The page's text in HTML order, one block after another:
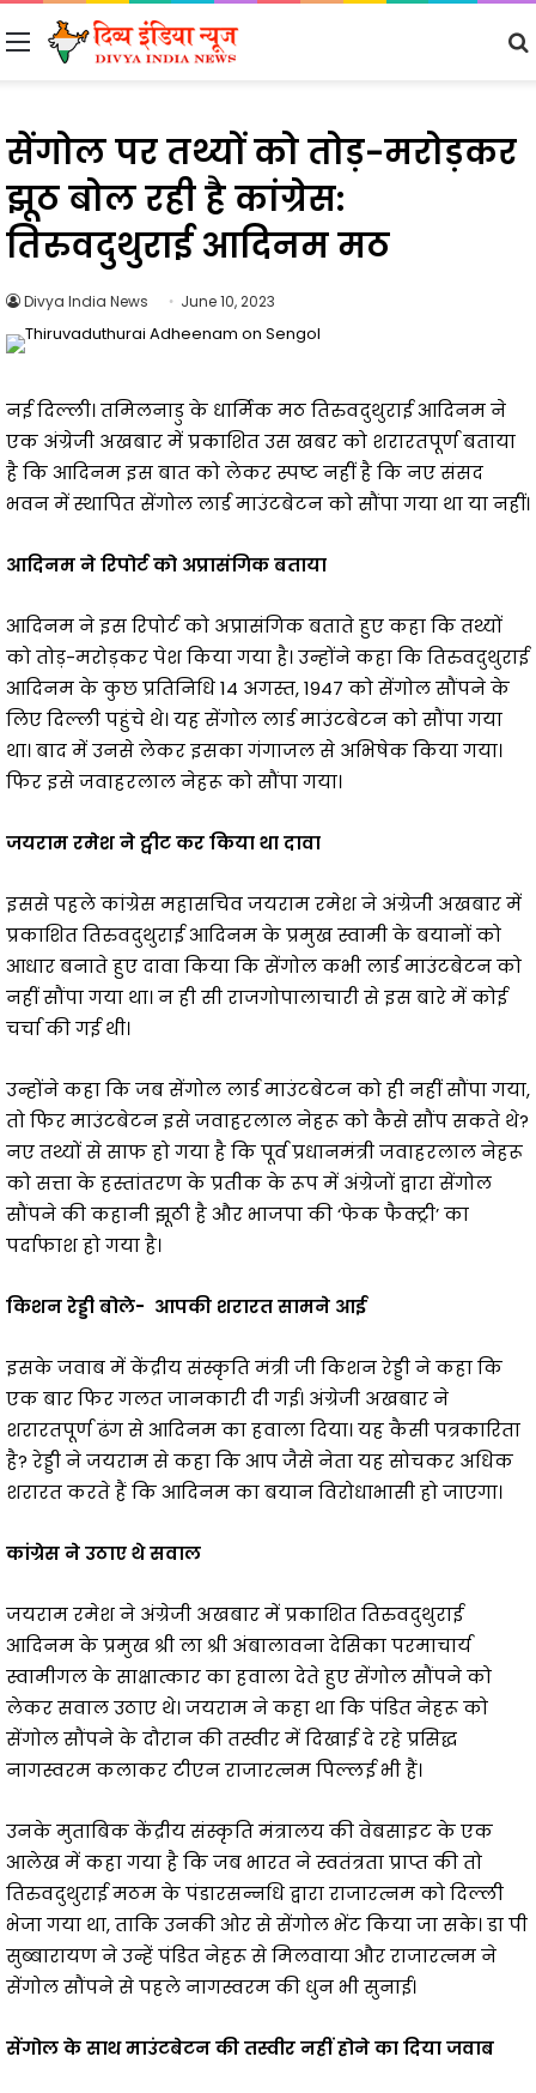
Menu
सेंगोल पर तथ्यों को तोड़-मरोड़कर
झूठ बोल रही है कांग्रेस:
तिरुवदुथुराई आदिनम मठ
Divya India News June 10, 2023
नई दिल्ली। तमिलनाडु के धार्मिक मठ तिरुवदुथुराई आदिनम ने
एक अंग्रेजी अखबार में प्रकाशित उस खबर को शरारतपूर्ण बताया
है कि आदिनम इस बात को लेकर स्पष्ट नहीं है कि नए संसद
भवन में स्थापित सेंगोल लार्ड माउंटबेटन को सौंपा गया था या नहीं।
आदिनम ने रिपोर्ट को अप्रासंगिक बताया
आदिनम ने इस रिपोर्ट को अप्रासंगिक बताते हुए कहा कि तथ्यों
को तोड़-मरोड़कर पेश किया गया है। उन्होंने कहा कि तिरुवदुथुराई
आदिनम के कुछ प्रतिनिधि 14 अगस्त, 1947 को सेंगोल सौंपने के
लिए दिल्ली पहुंचे थे। यह सेंगोल लार्ड माउंटबेटन को सौंपा गया
था। बाद में उनसे लेकर इसका गंगाजल से अभिषेक किया गया।
फिर इसे जवाहरलाल नेहरू को सौंपा गया।
जयराम रमेश ने ट्वीट कर किया था दावा
इससे पहले कांग्रेस महासचिव जयराम रमेश ने अंग्रेजी अखबार में
प्रकाशित तिरुवदुथुराई आदिनम के प्रमुख स्वामी के बयानों को
आधार बनाते हुए दावा किया कि सेंगोल कभी लार्ड माउंटबेटन को
नहीं सौंपा गया था। न ही सी राजगोपालाचारी से इस बारे में कोई
चर्चा की गई थी।
उन्होंने कहा कि जब सेंगोल लार्ड माउंटबेटन को ही नहीं सौंपा गया,
तो फिर माउंटबेटन इसे जवाहरलाल नेहरू को कैसे सौंप सकते थे?
नए तथ्यों से साफ हो गया है कि पूर्व प्रधानमंत्री जवाहरलाल नेहरू
को सत्ता के हस्तांतरण के प्रतीक के रूप में अंग्रेजों द्वारा सेंगोल
सौंपने की कहानी झूठी है और भाजपा की ‘फेक फैक्ट्री’ का
पर्दाफाश हो गया है।
किशन रेड्डी बोले- आपकी शरारत सामने आई
इसके जवाब में केंद्रीय संस्कृति मंत्री जी किशन रेड्डी ने कहा कि
एक बार फिर गलत जानकारी दी गई। अंग्रेजी अखबार ने
शरारतपूर्ण ढंग से आदिनम का हवाला दिया। यह कैसी पत्रकारिता
है? रेड्डी ने जयराम से कहा कि आप जैसे नेता यह सोचकर अधिक
शरारत करते हैं कि आदिनम का बयान विरोधाभासी हो जाएगा।
कांग्रेस ने उठाए थे सवाल
जयराम रमेश ने अंग्रेजी अखबार में प्रकाशित तिरुवदुथुराई
आदिनम के प्रमुख श्री ला श्री अंबालावना देसिका परमाचार्य
स्वामीगल के साक्षात्कार का हवाला देते हुए सेंगोल सौंपने को
लेकर सवाल उठाए थे। जयराम ने कहा था कि पंडित नेहरू को
सेंगोल सौंपने के दौरान की तस्वीर में दिखाई दे रहे प्रसिद्ध
नागस्वरम कलाकर टीएन राजारत्नम पिल्लई भी हैं।
उनके मुताबिक केंद्रीय संस्कृति मंत्रालय की वेबसाइट के एक
आलेख में कहा गया है कि जब भारत ने स्वतंत्रता प्राप्त की तो
तिरुवदुथुराई मठम के पंडारसन्नधि द्वारा राजारत्नम को दिल्ली
भेजा गया था, ताकि उनकी ओर से सेंगोल भेंट किया जा सके। डा पी
सुब्बारायण ने उन्हें पंडित नेहरू से मिलवाया और राजारत्नम ने
सेंगोल सौंपने से पहले नागस्वरम की धुन भी सुनाई।
सेंगोल के साथ माउंटबेटन की तस्वीर नहीं होने का दिया जवाब